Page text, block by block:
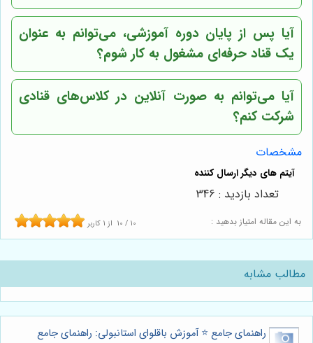
آیا پس از پایان دوره آموزشی، می‌توانم به عنوان
یک قناد حرفه‌ای مشغول به کار شوم؟
آیا می‌توانم به صورت آنلاین در کلاس‌های قنادی
شرکت کنم؟
مشخصات
به این مقاله امتیاز بدهید : 10 / 10 از 1 کاربر
تعداد بازدید : 346
مطالب مشابه
راهنمای جامع ⭐️ آموزش باقلوای استانبولی: راهنمای جامع